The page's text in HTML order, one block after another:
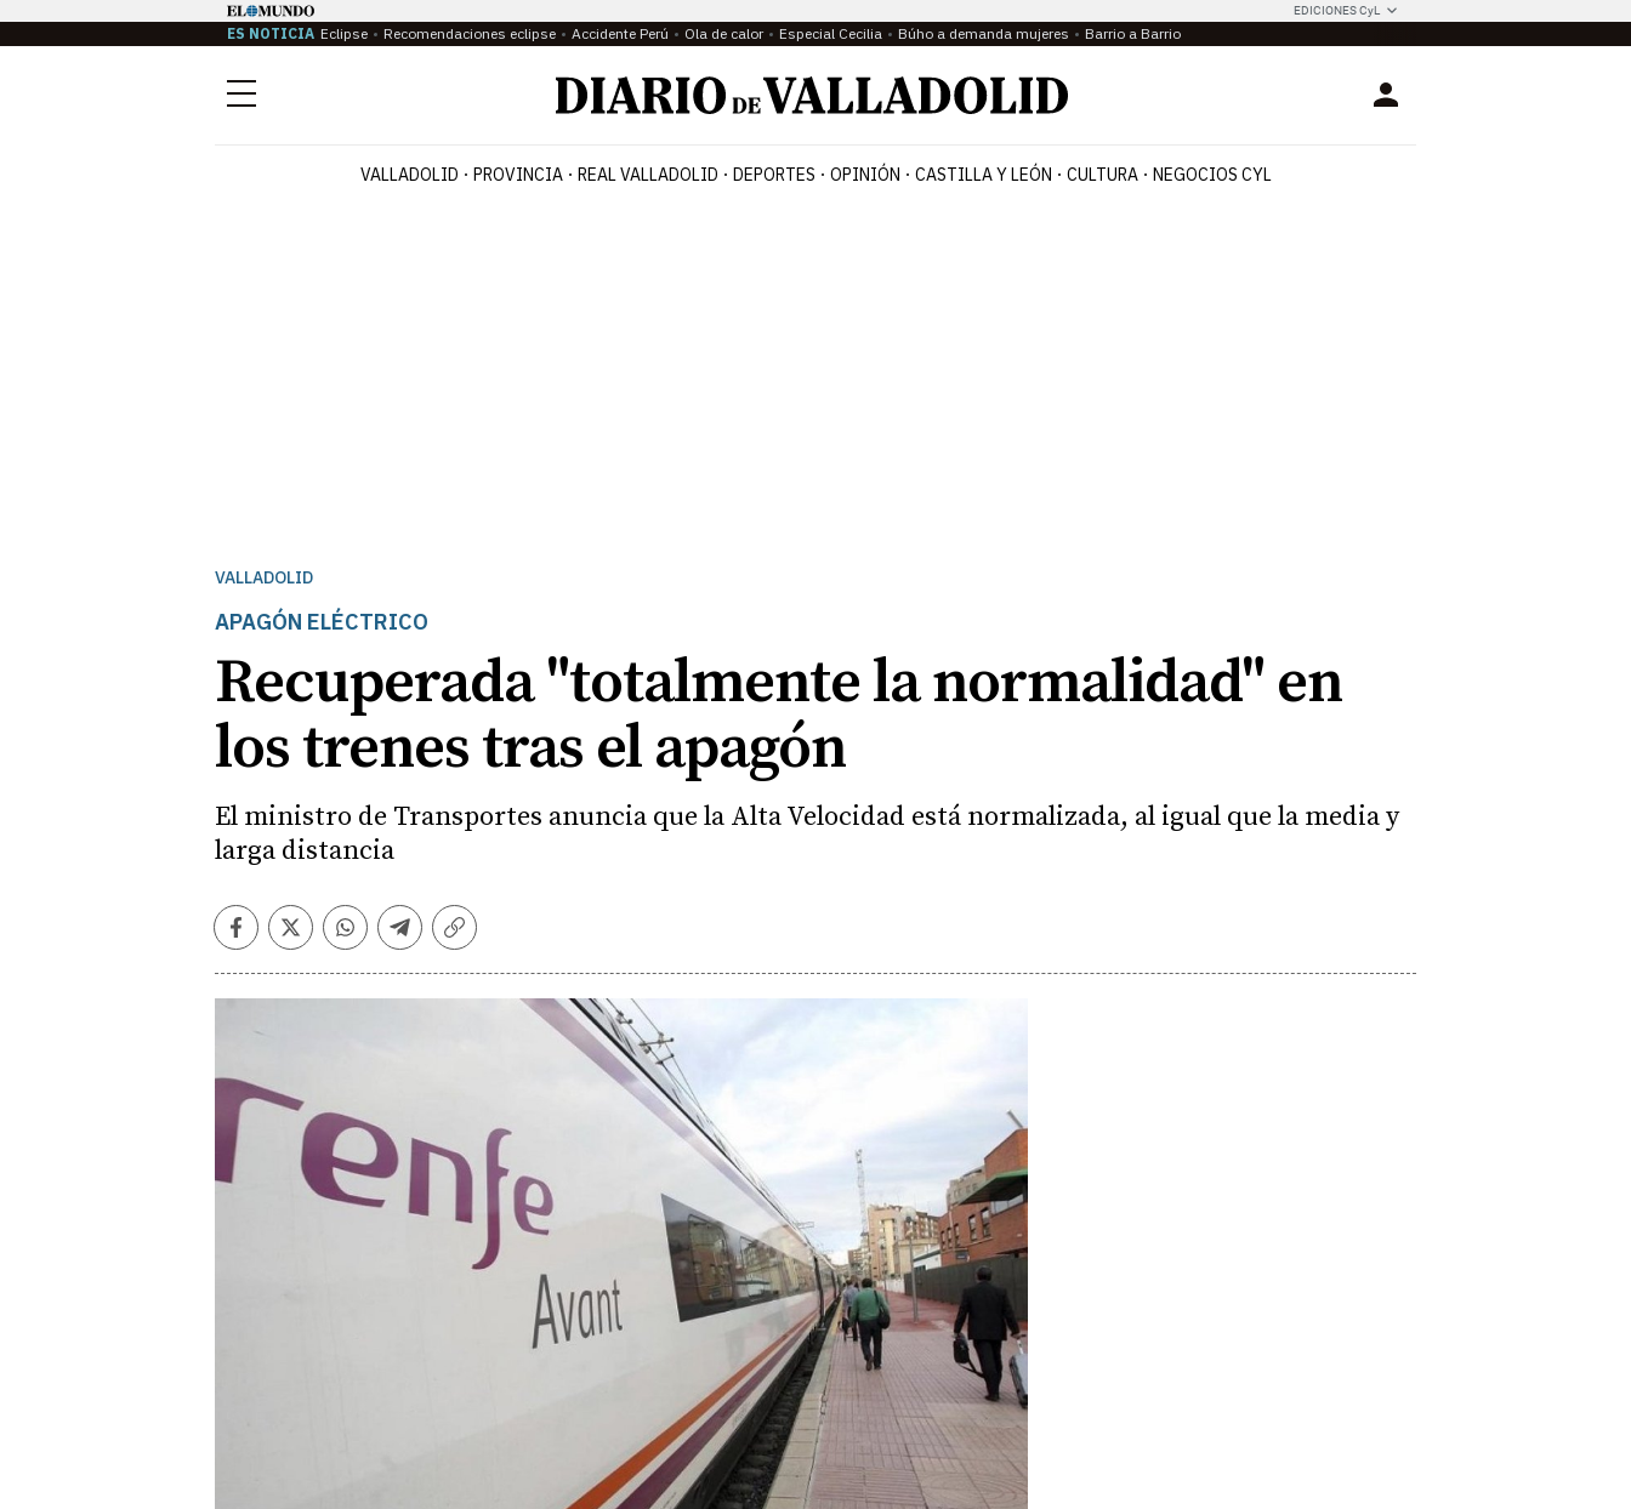
EDICIONES CyL
ES NOTICIA Eclipse Recomendaciones eclipse Accidente Perú Ola de calor Especial Cecilia Búho a demanda mujeres Barrio a Barrio
Menú Login
VALLADOLID PROVINCIA REAL VALLADOLID DEPORTES OPINIÓN CASTILLA Y LEÓN CULTURA NEGOCIOS CYL
VALLADOLID
APAGÓN ELÉCTRICO
Recuperada "totalmente la normalidad" en
los trenes tras el apagón
El ministro de Transportes anuncia que la Alta Velocidad está normalizada, al igual que la media y
larga distancia
Facebook
TwitterWhatsapp
Telegram
Copiar